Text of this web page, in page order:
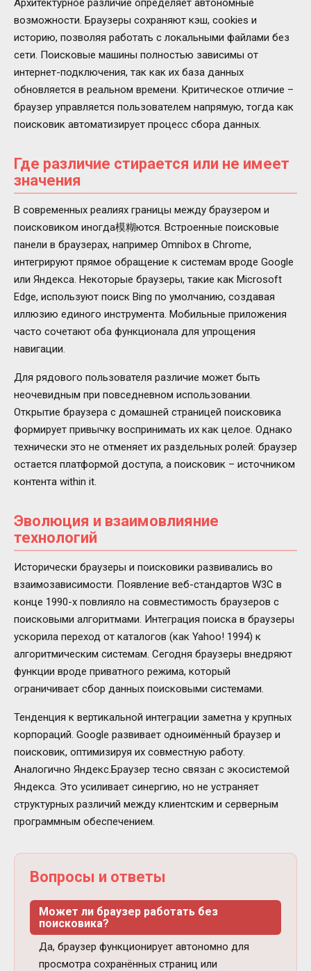
Архитектурное различие определяет автономные
возможности. Браузеры сохраняют кэш, cookies и
историю, позволяя работать с локальными файлами без
сети. Поисковые машины полностью зависимы от
интернет-подключения, так как их база данных
обновляется в реальном времени. Критическое отличие –
браузер управляется пользователем напрямую, тогда как
поисковик автоматизирует процесс сбора данных.
Где различие стирается или не имеет
значения
В современных реалиях границы между браузером и
поисковиком иногда模糊ются. Встроенные поисковые
панели в браузерах, например Omnibox в Chrome,
интегрируют прямое обращение к системам вроде Google
или Яндекса. Некоторые браузеры, такие как Microsoft
Edge, используют поиск Bing по умолчанию, создавая
иллюзию единого инструмента. Мобильные приложения
часто сочетают оба функционала для упрощения
навигации.
Для рядового пользователя различие может быть
неочевидным при повседневном использовании.
Открытие браузера с домашней страницей поисковика
формирует привычку воспринимать их как целое. Однако
технически это не отменяет их раздельных ролей: браузер
остается платформой доступа, а поисковик – источником
контента within it.
Эволюция и взаимовлияние
технологий
Исторически браузеры и поисковики развивались во
взаимозависимости. Появление веб-стандартов W3C в
конце 1990-х повлияло на совместимость браузеров с
поисковыми алгоритмами. Интеграция поиска в браузеры
ускорила переход от каталогов (как Yahoo! 1994) к
алгоритмическим системам. Сегодня браузеры внедряют
функции вроде приватного режима, который
ограничивает сбор данных поисковыми системами.
Тенденция к вертикальной интеграции заметна у крупных
корпораций. Google развивает одноимённый браузер и
поисковик, оптимизируя их совместную работу.
Аналогично Яндекс.Браузер тесно связан с экосистемой
Яндекса. Это усиливает синергию, но не устраняет
структурных различий между клиентским и серверным
программным обеспечением.
Вопросы и ответы
Может ли браузер работать без
поисковика?
Да, браузер функционирует автономно для
просмотра сохранённых страниц или